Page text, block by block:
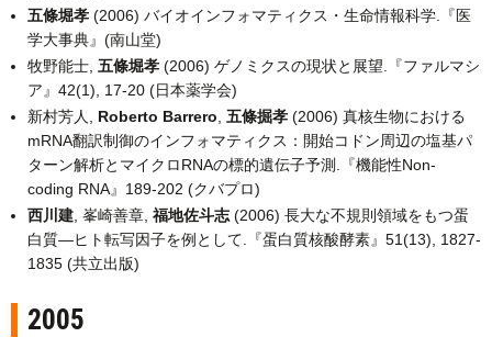
五條堀孝 (2006) バイオインフォマティクス・生命情報科学.『医
学大事典』(南山堂)
牧野能士, 五條堀孝 (2006) ゲノミクスの現状と展望.『ファルマシ
ア』42(1), 17-20 (日本薬学会)
新村芳人, Roberto Barrero 五條掘孝 (2006) 真核生物における
mRNA翻訳制御のインフォマティクス：開始コドン周辺の塩基パ
ターン解析とマイクロRNAの標的遺伝子予測.『機能性Non-
coding RNA』189-202 (クバプロ)
西川建 , 峯崎善章, 福地佐斗志 (2006) 長大な不規則領域をもつ蛋
白質―ヒト転写因子を例として.『蛋白質核酸酵素』51(13), 1827-
1835 (共立出版)
2005